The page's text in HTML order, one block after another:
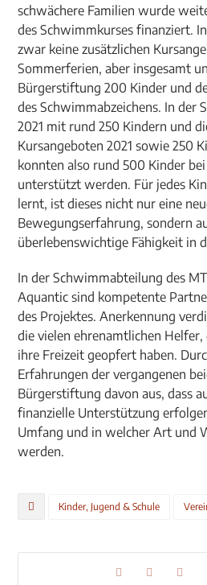
schwächere Familien wurde
des Schwimmkurses finanziert.
zwar keine zusätzlichen
Sommerferien, aber insgesamt
Bürgerstiftung 200 Kinder und
des Schwimmabzeichens. In der
2021 mit rund 250 Kindern und
Kursangeboten 2021 sowie 250
konnten also rund 500 Kinder
unterstützt werden. Für jedes
lernt, ist dieses nicht nur eine
Bewegungserfahrung, sondern
überlebenswichtige Fähigkeit in
In der Schwimmabteilung des
Aquantic sind kompetente
des Projektes. Anerkennung
die vielen ehrenamtlichen
ihre Freizeit geopfert haben.
Erfahrungen der vergangenen
Bürgerstiftung davon aus, dass
finanzielle Unterstützung
Umfang und in welcher Art und
werden.
Kinder, Jugend & Schule